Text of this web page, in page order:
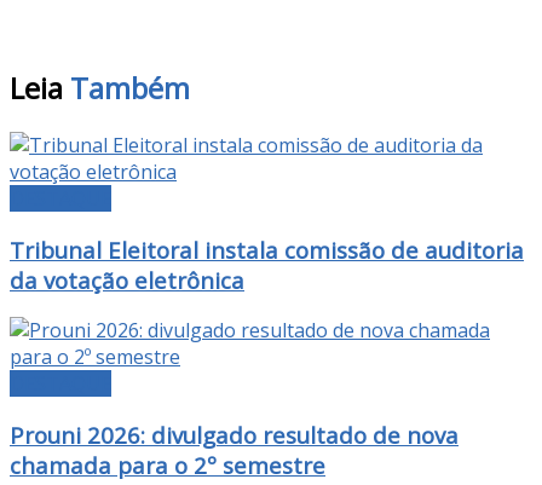
Leia Também
Tribunal Eleitoral instala comissão de auditoria
da votação eletrônica
Prouni 2026: divulgado resultado de nova
chamada para o 2º semestre